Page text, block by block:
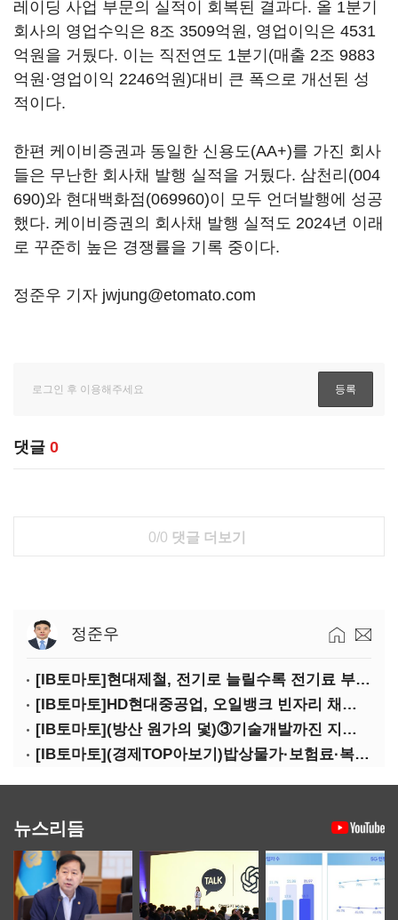
레이딩 사업 부문의 실적이 회복된 결과다. 올 1분기
회사의 영업수익은 8조 3509억원, 영업이익은 4531
억원을 거뒀다. 이는 직전연도 1분기(매출 2조 9883
억원·영업이익 2246억원)대비 큰 폭으로 개선된 성
적이다.
한편 케이비증권과 동일한 신용도(AA+)를 가진 회사
들은 무난한 회사채 발행 실적을 거뒀다. 삼천리(004
690)와 현대백화점(069960)이 모두 언더발행에 성공
했다. 케이비증권의 회사채 발행 실적도 2024년 이래
로 꾸준히 높은 경쟁률을 기록 중이다.
정준우 기자 jwjung@etomato.com
댓글 0
0/0 댓글 더보기
정준우
[IB토마토]현대제철, 전기로 늘릴수록 전기료 부담…저탄소 전환의 역설
[IB토마토]HD현대중공업, 오일뱅크 빈자리 채웠다…그룹 배당 핵심축 부상
[IB토마토](방산 원가의 덫)③기술개발까진 지원…수출은 각자도생
[IB토마토](경제TOP아보기)밥상물가·보험료·복구비…장마가 내미는 청구서
뉴스리듬